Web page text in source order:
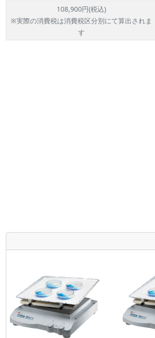
108,900円(税込)
※実際の消費税は消費税区分別にて算出されま
す